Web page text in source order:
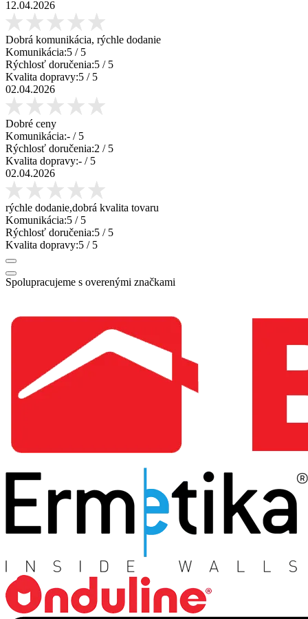
12.04.2026
Dobrá komunikácia, rýchle dodanie
Komunikácia:5 / 5
Rýchlosť doručenia:5 / 5
Kvalita dopravy:5 / 5
02.04.2026
Dobré ceny
Komunikácia:- / 5
Rýchlosť doručenia:2 / 5
Kvalita dopravy:- / 5
02.04.2026
rýchle dodanie,dobrá kvalita tovaru
Komunikácia:5 / 5
Rýchlosť doručenia:5 / 5
Kvalita dopravy:5 / 5
Spolupracujeme s overenými značkami